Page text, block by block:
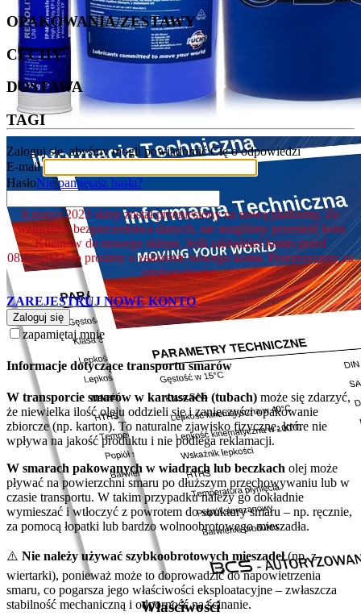
Właściwości
OPAKOWANIA/ZESTAWY
CECHY
DOSTAWA
TAGI
Zaloguj się, abyśmy mogli powiadomić Cię o odpowiedzi
E-mail
HasłoNie pamiętasz hasła?
8.marca.2023 sklep został przeniesiony na nową platformę. Ze
względów bezpieczeństwa danych, nie mogliśmy przenieść kont
Klientów do nowego sklepu. Jeśli zakładałeś konto przed
08.03.2023, to prosimy o założenie nowego konta. Przepraszamy za
niedogodności.
ZAREJESTRUJ NOWE KONTO
Zaloguj się
zapamiętaj mnie
Informacje dotyczące transportu smarów
W transporcie smarów w kartuszach (tubach) może się zdarzyć,
że niewielka ilość oleju oddzieli się i zanieczyści opakowanie
zbiorcze (np. karton). To naturalne zjawisko fizyczne, które nie
wpływa na jakość produktu i nie podlega reklamacji.
W smarach pakowanych w wiadrach lub beczkach olej może
pływać na powierzchni smaru po dłuższym przechowywaniu lub w
czasie transportu. W takim przypadku należy go dokładnie
wymieszać i wtłoczyć z powrotem do struktury smaru – np. ręcznie,
za pomocą łopatki lub bardzo wolnoobrotowego mieszadła.
⚠️ Nie należy używać szybkoobrotowych mieszadeł(np. z
wiertarki), ponieważ może to doprowadzić do napowietrzenia
smaru, co pogarsza jego właściwości eksploatacyjne – zwłaszcza
stabilność mechaniczną i odporność na ścinanie.